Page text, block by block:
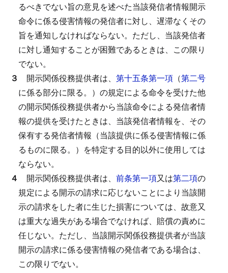
るべきでない旨の意見を述べた当該発信者情報開示
命令に係る侵害情報の発信者に対し、遅滞なくその
旨を通知しなければならない。 ただし、当該発信者
に対し通知することが困難であるときは、この限り
でない。
３ 開示関係役務提供者は、 第十五条第一項 （第二号
に係る部分に限る。）の規定による命令を受けた他
の開示関係役務提供者から当該命令による発信者情
報の提供を受けたときは、当該発信者情報を、その
保有する発信者情報（当該提供に係る侵害情報に係
るものに限る。）を特定する目的以外に使用しては
ならない。
４ 開示関係役務提供者は、 前条第一項又は第二項の
規定による開示の請求に応じないことにより当該開
示の請求をした者に生じた損害については、故意又
は重大な過失がある場合でなければ、賠償の責めに
任じない。 ただし、当該開示関係役務提供者が当該
開示の請求に係る侵害情報の発信者である場合は、
この限りでない。